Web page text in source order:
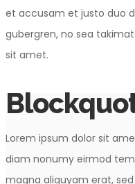
et accusam et justo duo
gubergren, no sea
sit amet.
Lorem ipsum dolor sit
diam nonumy eirmod
magna aliquyam erat,